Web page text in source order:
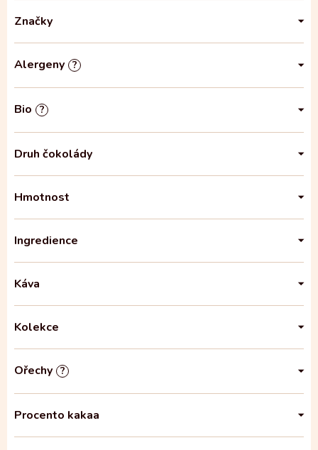
Značky
Alergeny ?
Bio ?
Druh čokolády
Hmotnost
Ingredience
Káva
Kolekce
Ořechy ?
Procento kakaa